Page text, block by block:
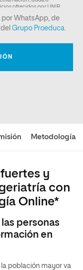
Metodología
y
con
Online*
personas
en
población mayor va